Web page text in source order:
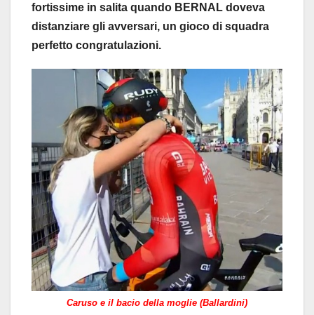
fortissime in salita quando BERNAL doveva
distanziare gli avversari, un gioco di squadra
perfetto congratulazioni.
Caruso e il bacio della moglie (Ballardini)